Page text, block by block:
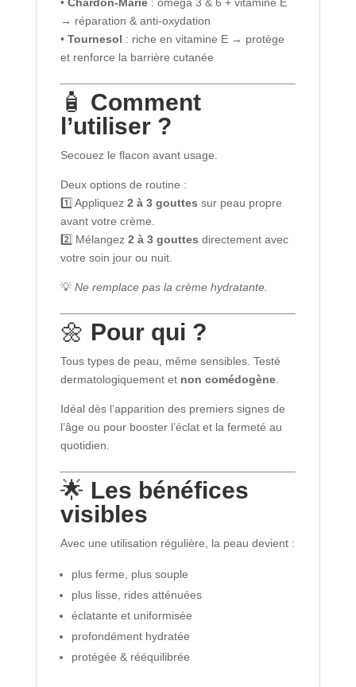
→ réparation & anti-oxydation
• Tournesol : riche en vitamine E → protège
et renforce la barrière cutanée
🧴 Comment
l’utiliser ?
Secouez le flacon avant usage.
Deux options de routine :
1️⃣ Appliquez 2 à 3 gouttes sur peau propre
avant votre crème.
2️⃣ Mélangez 2 à 3 gouttes directement avec
votre soin jour ou nuit.
💡 Ne remplace pas la crème hydratante.
🌼 Pour qui ?
Tous types de peau, même sensibles. Testé
dermatologiquement et non comédogène.
Idéal dès l’apparition des premiers signes de
l’âge ou pour booster l’éclat et la fermeté au
quotidien.
🌟 Les bénéfices
visibles
Avec une utilisation régulière, la peau devient :
plus ferme, plus souple
plus lisse, rides atténuées
éclatante et uniformisée
profondément hydratée
protégée & rééquilibrée